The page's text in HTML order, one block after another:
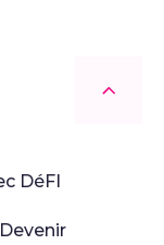
DéFI
Devenir